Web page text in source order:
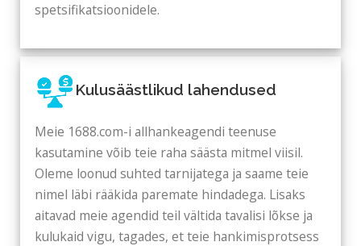
spetsifikatsioonidele.
Kulusäästlikud lahendused
Meie 1688.com-i allhankeagendi teenuse
kasutamine võib teie raha säästa mitmel viisil.
Oleme loonud suhted tarnijatega ja saame teie
nimel läbi rääkida paremate hindadega. Lisaks
aitavad meie agendid teil vältida tavalisi lõkse ja
kulukaid vigu, tagades, et teie hankimisprotsess